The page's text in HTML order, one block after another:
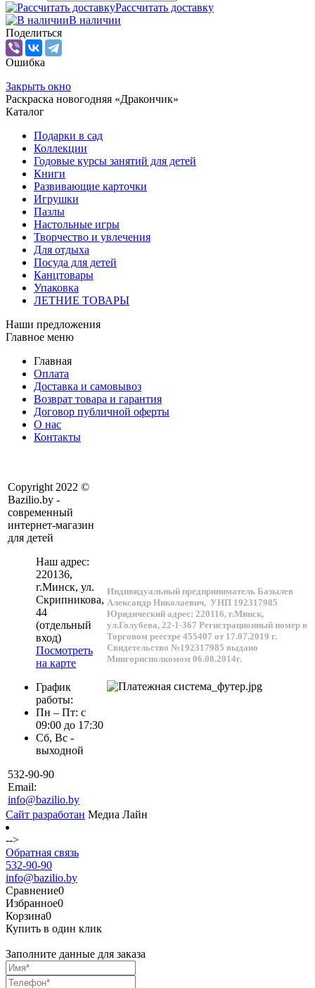
Рассчитать доставку
В наличии
Поделиться
Ошибка
Закрыть окно
Раскраска новогодняя «Дракончик»
Каталог
Подарки в сад
Коллекции
Годовые курсы занятий для детей
Книги
Развивающие карточки
Игрушки
Пазлы
Настольные игры
Творчество и увлечения
Для отдыха
Посуда для детей
Канцтовары
Упаковка
ЛЕТНИЕ ТОВАРЫ
Наши предложения
Главное меню
Главная
Оплата
Доставка и самовывоз
Возврат товара и гарантия
Договор публичной оферты
О нас
Контакты
Copyright 2022 ©
Bazilio.by -
современный
интернет-магазин
для детей
Наш адрес:
220136,
г.Минск, ул.
Скрипникова,
44
(отдельный
вход)
Посмотреть
на карте
График
работы:
Пн – Пт: с
09:00 до 17:30
Сб, Вс -
выходной
532-90-90
Email:
info@bazilio.by
Индивидуальный предприниматель Базылев
Александр Николаевич, УНП 192317985
Юридический адрес: 220116, г.Минск,
ул.Голубева, 22-1-367 Регистрационный номер в
Торговом реестре 455407 от 17.07.2019 г.
Свидетельство №192317985 выдано
Мингорисполкомом 06.08.2014г.
Сайт разработан Медиа Лайн
-->
Обратная связь
532-90-90
info@bazilio.by
Сравнение0
Избранное0
Корзина0
Купить в один клик
Заполните данные для заказа